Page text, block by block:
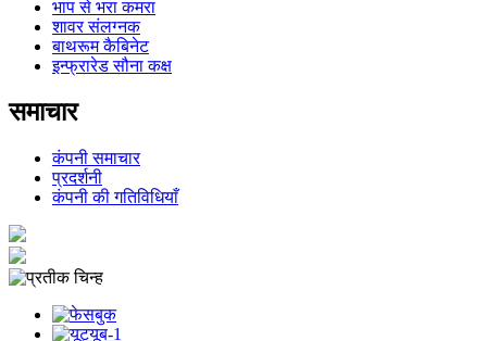
भाप से भरा कमरा
शावर संलग्नक
बाथरूम कैबिनेट
इन्फ्रारेड सौना कक्ष
समाचार
कंपनी समाचार
प्रदर्शनी
कंपनी की गतिविधियाँ